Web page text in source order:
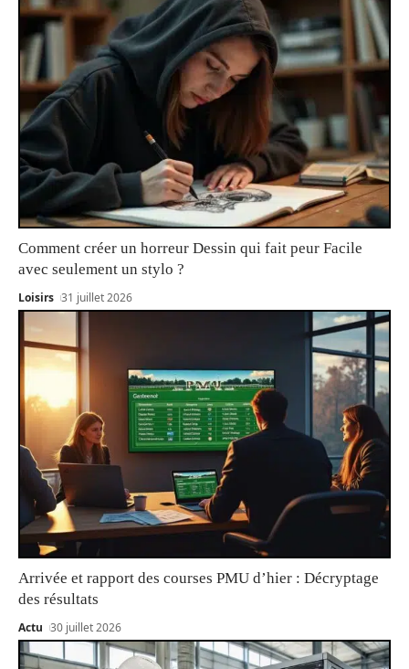
Comment créer un horreur Dessin qui fait peur Facile
avec seulement un stylo ?
Loisirs 31 juillet 2026
Arrivée et rapport des courses PMU d’hier : Décryptage
des résultats
Actu 30 juillet 2026